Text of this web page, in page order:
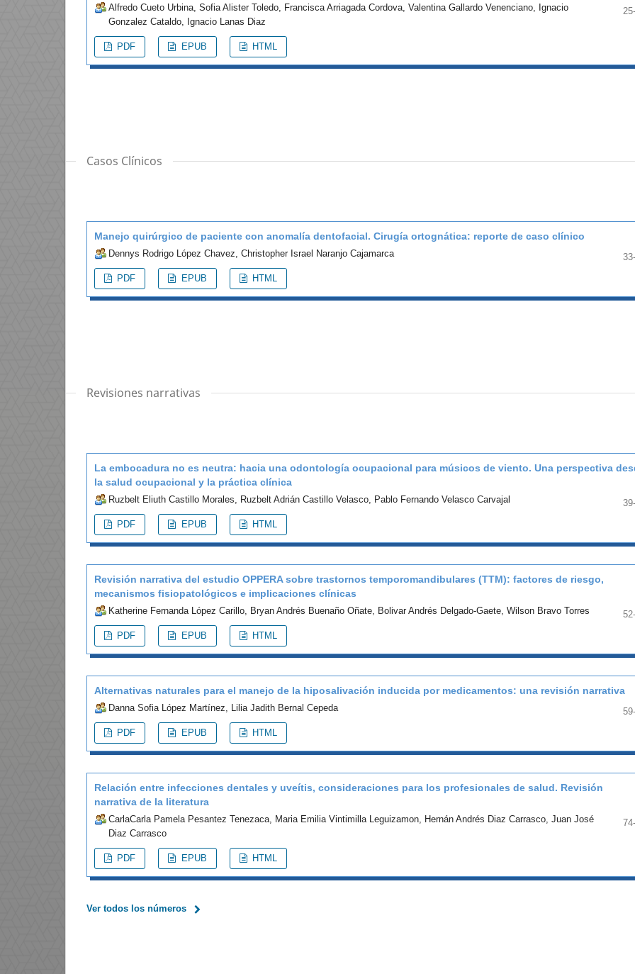
Alfredo Cueto Urbina, Sofia Alister Toledo, Francisca Arriagada Cordova, Valentina Gallardo Venenciano, Ignacio
Gonzalez Cataldo, Ignacio Lanas Diaz
PDF EPUB HTML
Casos Clínicos
Manejo quirúrgico de paciente con anomalía dentofacial. Cirugía ortognática: reporte de caso clínico
Dennys Rodrigo López Chavez, Christopher Israel Naranjo Cajamarca
PDF
EPUB HTML
Revisiones narrativas
La embocadura no es neutra: hacia una odontología ocupacional para músicos de viento. Una perspectiva
la salud ocupacional y la práctica clínica
Ruzbelt Eliuth Castillo Morales, Ruzbelt Adrián Castillo Velasco, Pablo Fernando Velasco Carvajal
PDF
EPUB HTML
Revisión narrativa del estudio OPPERA sobre trastornos temporomandibulares (TTM): factores de riesgo,
mecanismos fisiopatológicos e implicaciones clínicas
Katherine Fernanda López Carillo, Bryan Andrés Buenaño Oñate, Bolivar Andrés Delgado-Gaete, Wilson Bravo Torres
PDF
EPUB HTML
Alternativas naturales para el manejo de la hiposalivación inducida por medicamentos: una revisión narrativa
Danna Sofia López Martínez, Lilia Jadith Bernal Cepeda
PDF
EPUB HTML
Relación entre infecciones dentales y uveítis, consideraciones para los profesionales de salud. Revisión
narrativa de la literatura
CarlaCarla Pamela Pesantez Tenezaca, Maria Emilia Vintimilla Leguizamon, Hernán Andrés Diaz Carrasco, Juan José
Diaz Carrasco
PDF EPUB HTML
Ver todos los números